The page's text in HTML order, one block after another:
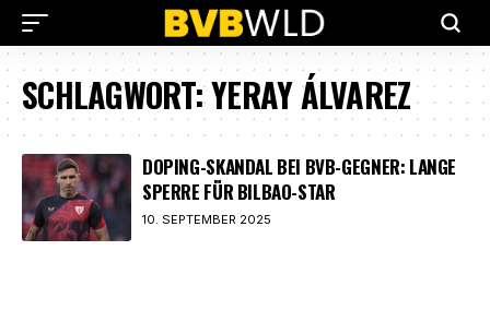
SCHLAGWORT:YERAY ÁLVAREZ
DOPING-SKANDAL BEI BVB-GEGNER: LANGE
SPERRE FÜR BILBAO-STAR
10. SEPTEMBER 2025